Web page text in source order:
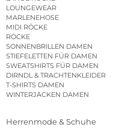
LOUNGEWEAR
MARLENEHOSE
MIDI RÖCKE
RÖCKE
SONNENBRILLEN DAMEN
STIEFELETTEN FÜR DAMEN
SWEATSHIRTS FÜR DAMEN
DIRNDL & TRACHTENKLEIDER
T-SHIRTS DAMEN
WINTERJACKEN DAMEN
Herrenmode & Schuhe